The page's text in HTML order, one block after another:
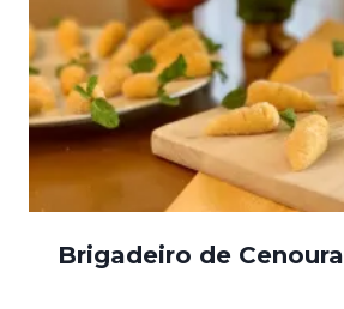
Brigadeiro de Cenoura